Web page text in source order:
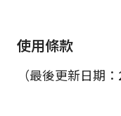
使用條款
（最後更新日期